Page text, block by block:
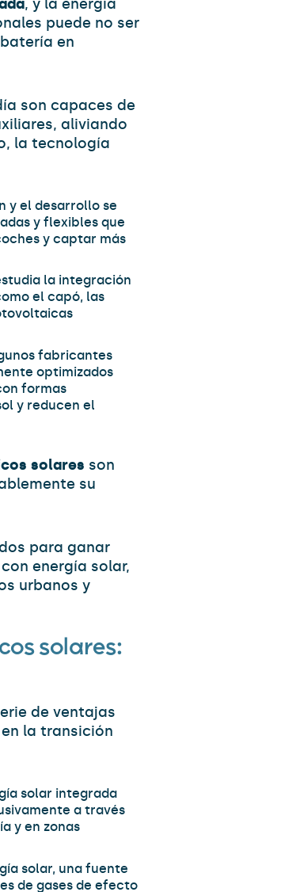
, y la energía
puede no ser
en
son capaces de
aliviando
la tecnología
y el desarrollo se
y flexibles que
y captar más
la integración
el capó, las
fabricantes
optimizados
formas
y reducen el
solares son
su
para ganar
energía solar,
urbanos y
solares:
de ventajas
la transición
solar integrada
a través
y en zonas
solar, una fuente
de gases de efecto